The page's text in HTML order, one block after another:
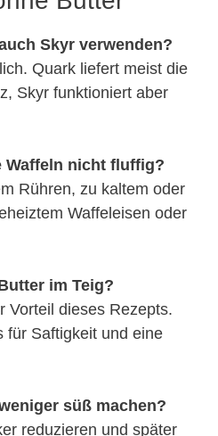
Skyr verwenden?
Quark liefert meist die
Skyr funktioniert aber
Waffeln nicht fluffig?
Rühren, zu kaltem oder
Waffeleisen oder
im Teig?
Vorteil dieses Rezepts.
für Saftigkeit und eine
süß machen?
reduzieren und später